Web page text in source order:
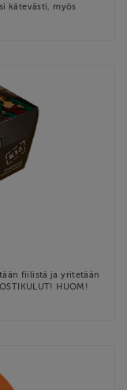
kätevästi, myös
fiilistä ja yritetään
HUOM!